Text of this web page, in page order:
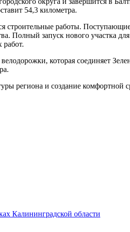
54,3 километра.
строительные работы.
Полный запуск нового участка
работ.
которая соединяет
региона и создание комфортной
Калининградской области